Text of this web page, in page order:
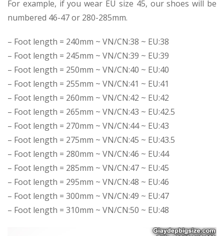
For example, if you wear EU size 45, our shoes will be
numbered 46-47 or 280-285mm.
– Foot length = 240mm ~ VN/CN:38 ~ EU:38
– Foot length = 245mm ~ VN/CN:39 ~ EU:39
– Foot length = 250mm ~ VN/CN:40 ~ EU:40
– Foot length = 255mm ~ VN/CN:41 ~ EU:41
– Foot length = 260mm ~ VN/CN:42 ~ EU:42
– Foot length = 265mm ~ VN/CN:43 ~ EU:42.5
– Foot length = 270mm ~ VN/CN:44 ~ EU:43
– Foot length = 275mm ~ VN/CN:45 ~ EU:43.5
– Foot length = 280mm ~ VN/CN:46 ~ EU:44
– Foot length = 285mm ~ VN/CN:47 ~ EU:45
– Foot length = 295mm ~ VN/CN:48 ~ EU:46
– Foot length = 300mm ~ VN/CN:49 ~ EU:47
– Foot length = 310mm ~ VN/CN:50 ~ EU:48